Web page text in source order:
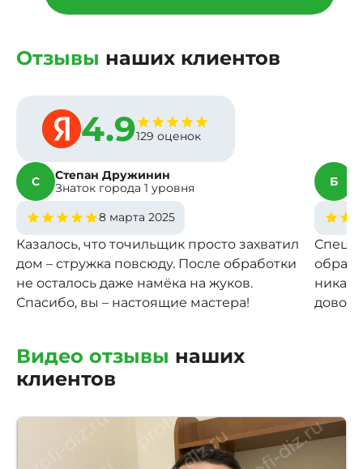
Отзывы наших клиентов
4.9129 оценок
С
Степан Дружинин
Знаток города 1 уровня
8 марта 2025
Казалось, что точильщик просто захватил
дом – стружка повсюду. После обработки
не осталось даже намёка на жуков.
Спасибо, вы – настоящие мастера!
Б
Видео отзывы наших
клиентов